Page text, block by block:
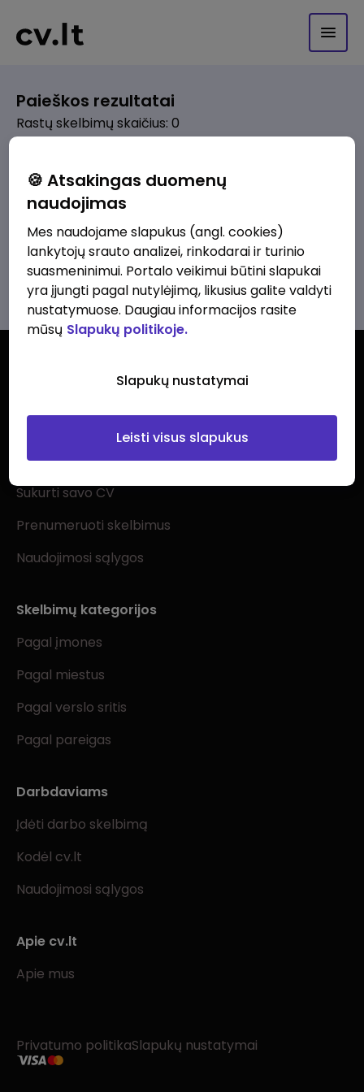
Paieškos rezultatai
Rastų skelbimų skaičius: 0
Pagal pasirinktus kriterijus skelbimų
nerasta. Pakoreguokite paiešką ir
bandykite dar kartą.
Žiūrėti visus skelbimus
Ieškantiems darbo
Visi darbo skelbimai
Sukurti savo CV
Prenumeruoti skelbimus
Naudojimosi sąlygos
Skelbimų kategorijos
Pagal įmones
Pagal miestus
Pagal verslo sritis
Pagal pareigas
Darbdaviams
Įdėti darbo skelbimą
Kodėl cv.lt
Naudojimosi sąlygos
Apie cv.lt
Apie mus
Privatumo politikaSlapukų nustatymai
🍪 Atsakingas duomenų
naudojimas
Mes naudojame slapukus (angl. cookies)
lankytojų srauto analizei, rinkodarai ir turinio
suasmeninimui. Portalo veikimui būtini slapukai
yra įjungti pagal nutylėjimą, likusius galite valdyti
nustatymuose. Daugiau informacijos rasite
mūsų Slapukų politikoje.
Slapukų nustatymai
Leisti visus slapukus